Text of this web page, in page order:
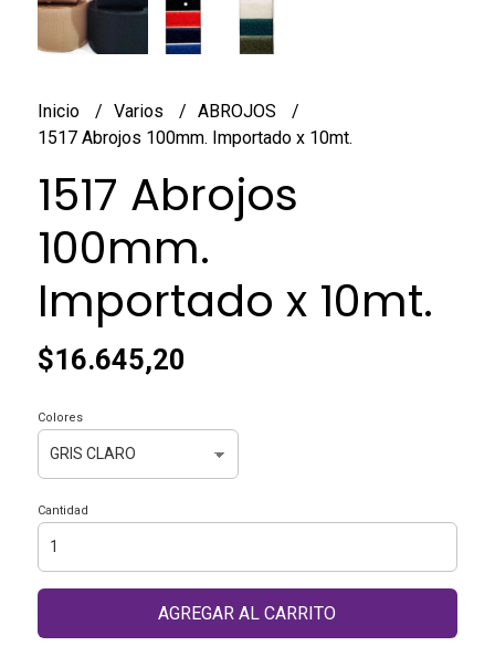
Inicio Varios
ABROJOS
1517 Abrojos 100mm. Importado x 10mt.
1517 Abrojos
100mm.
Importado x 10mt.
$16.645,20
Colores
Cantidad
AGREGAR AL CARRITO